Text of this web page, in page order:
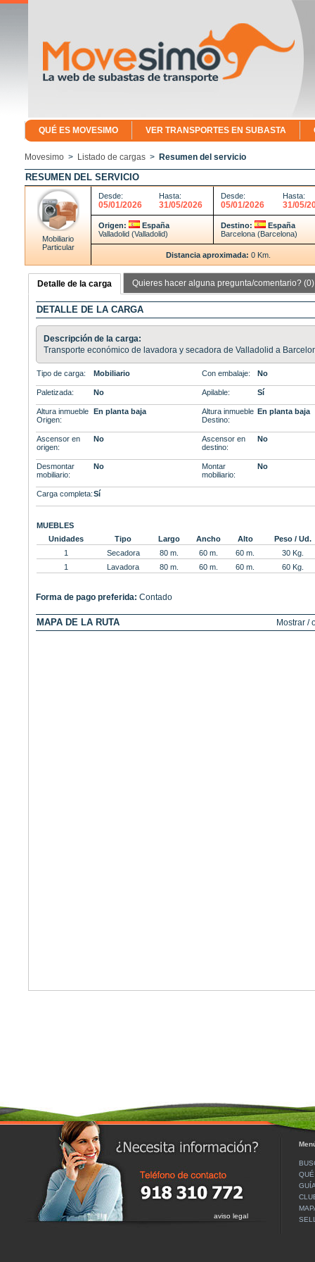
QUÉ ES MOVESIMO VER TRANSPORTES EN SUBASTA
Movesimo > Listado de cargas > Resumen del servicio
RESUMEN DEL SERVICIO
Mobiliario
Particular
Desde:
05/01/2026
Hasta:
31/05/2026
Desde:
05/01/2026
Hasta:
31/05/
Origen:
España
Valladolid (Valladolid)
Destino:
España
Barcelona (Barcelona)
Distancia aproximada: 0 Km.
Detalle de la carga Quieres hacer alguna pregunta/comentario? (0)
DETALLE DE LA CARGA
Descripción de la carga:
Transporte económico de lavadora y secadora de Valladolid a
Tipo de carga: Mobiliario Con embalaje: No
Paletizada: No Apilable: Sí
Altura inmueble
Origen:
En planta baja
Altura inmueble
Destino:
En planta baja
Ascensor en
origen:
No
Ascensor en
destino:
No
Desmontar
mobiliario:
No
Montar
mobiliario:
No
Carga completa:Sí
MUEBLES
Unidades
Tipo Largo Ancho Alto
Peso / Ud.
1
Secadora 80 m. 60 m. 60 m.
30 Kg.
1
Lavadora 80 m. 60 m. 60 m. 60 Kg.
Forma de pago preferida: Contado
Mostrar /
MAPA DE LA RUTA
aviso legal